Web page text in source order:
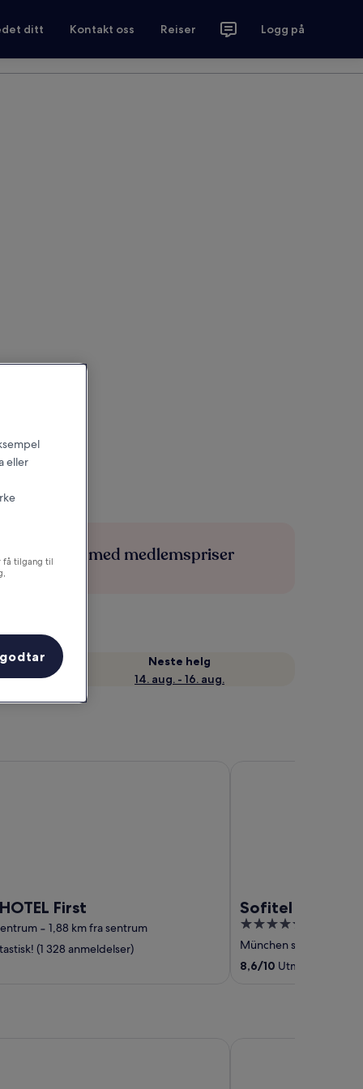
ditt Kontakt oss Reiser Logg på
Spar mer med medlemspriser
Neste helg
14. aug. - 16. aug.
First
‐ 1,88 km fra sentrum
(1 328 anmeldelser)
Sofitel Munich
5
out
of
5
München sentrum
8,6/10 Utmerket! (1
eller
få tilgang til